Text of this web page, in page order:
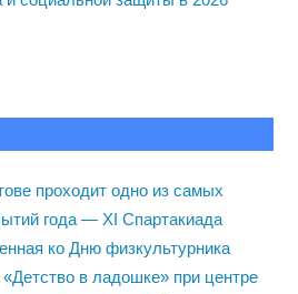
проходит одно из самых
года — XI Спартакиада
ко Дню физкультурника
в ладошке» при центре